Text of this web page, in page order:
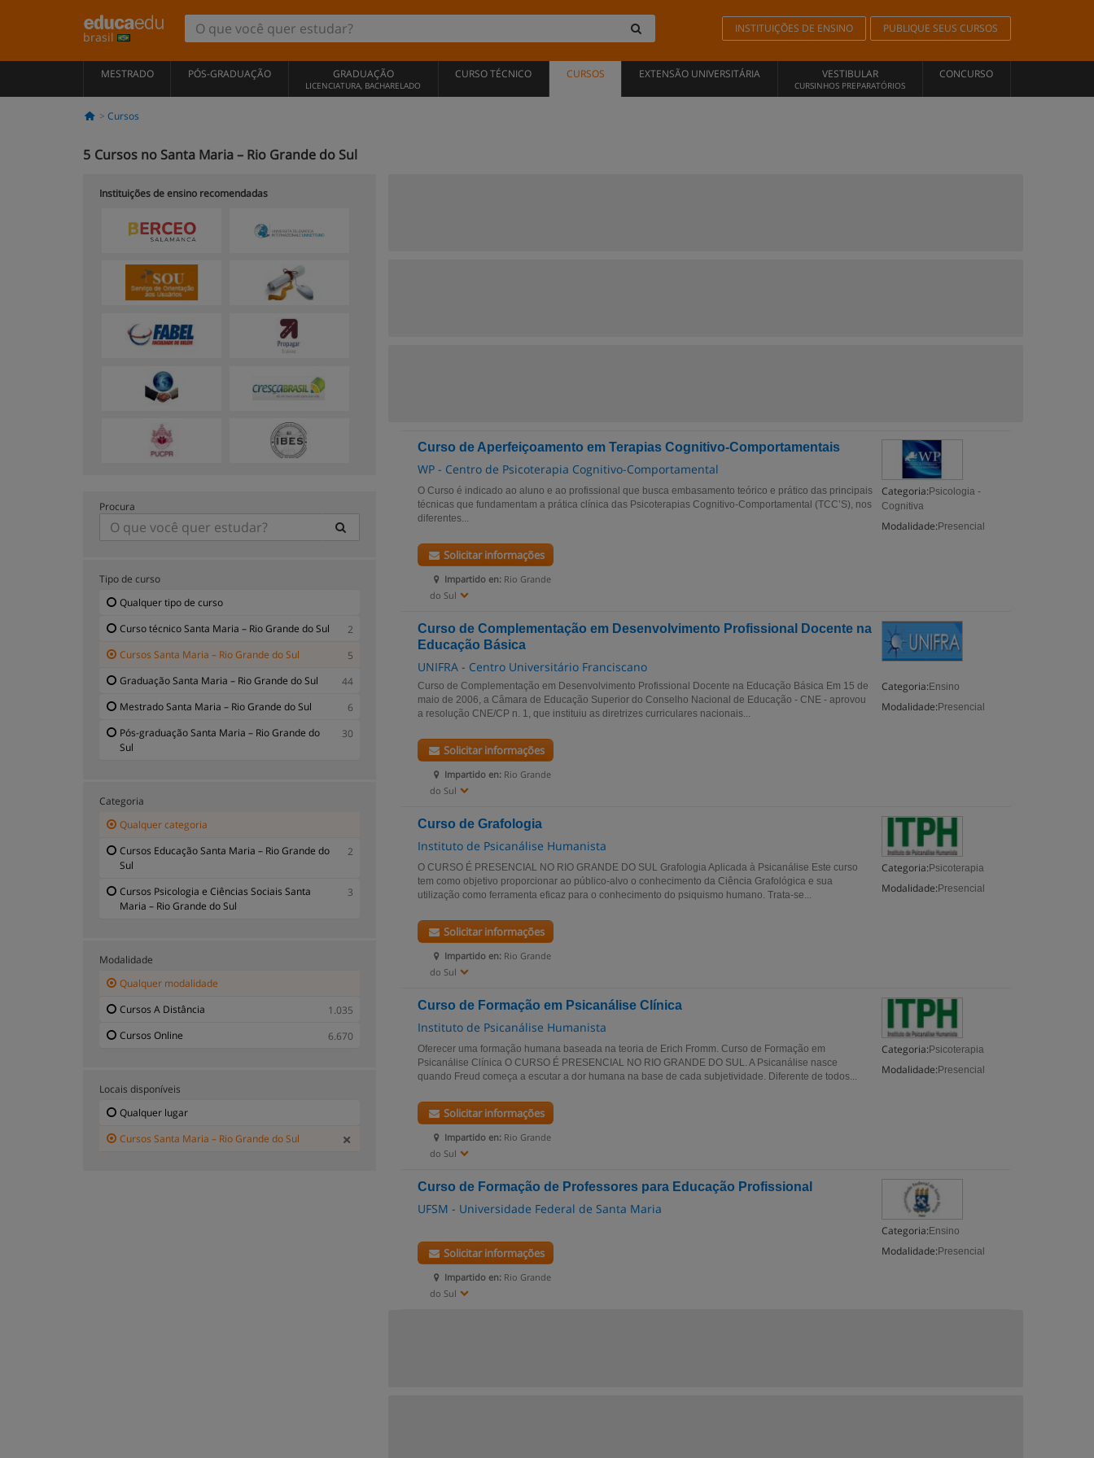
brasil
INSTITUIÇÕES DE ENSINO PUBLIQUE SEUS CURSOS
MESTRADO PÓS-GRADUAÇÃO GRADUAÇÃO
LICENCIATURA, BACHARELADO
CURSO TÉCNICO CURSOS EXTENSÃO UNIVERSITÁRIA VESTIBULAR
CURSINHOS PREPARATÓRIOS
CONCURSO
Cursos
5 Cursos no Santa Maria – Rio Grande do Sul
Curso de Aperfeiçoamento em Terapias Cognitivo-Comportamentais
WP - Centro de Psicoterapia Cognitivo-Comportamental
Categoria: Psicologia -
Cognitiva
Modalidade: Presencial
O Curso é indicado ao aluno e ao profissional que busca embasamento teórico e prático das principais
técnicas que fundamentam a prática clínica das Psicoterapias Cognitivo-Comportamental (TCC’S), nos
diferentes...
Impartido en: Rio Grande
do Sul
Solicitar informações
Curso de Complementação em Desenvolvimento Profissional Docente na
Educação Básica
UNIFRA - Centro Universitário Franciscano
Categoria: Ensino
Modalidade: Presencial
Curso de Complementação em Desenvolvimento Profissional Docente na Educação Básica Em 15 de
maio de 2006, a Câmara de Educação Superior do Conselho Nacional de Educação - CNE - aprovou
a resolução CNE/CP n. 1, que instituiu as diretrizes curriculares nacionais...
Impartido en: Rio Grande
do Sul
Solicitar informações
Curso de Grafologia
Instituto de Psicanálise Humanista
Categoria: Psicoterapia
Modalidade: Presencial
O CURSO É PRESENCIAL NO RIO GRANDE DO SUL Grafologia Aplicada à Psicanálise Este curso
tem como objetivo proporcionar ao público-alvo o conhecimento da Ciência Grafológica e sua
utilização como ferramenta eficaz para o conhecimento do psiquismo humano. Trata-se...
Impartido en: Rio Grande
do Sul
Solicitar informações
Curso de Formação em Psicanálise Clínica
Instituto de Psicanálise Humanista
Categoria: Psicoterapia
Modalidade: Presencial
Oferecer uma formação humana baseada na teoria de Erich Fromm. Curso de Formação em
Psicanálise Clínica O CURSO É PRESENCIAL NO RIO GRANDE DO SUL. A Psicanálise nasce
quando Freud começa a escutar a dor humana na base de cada subjetividade. Diferente de todos...
Impartido en: Rio Grande
do Sul
Solicitar informações
Curso de Formação de Professores para Educação Profissional
UFSM - Universidade Federal de Santa Maria
Categoria: Ensino
Modalidade: Presencial
Impartido en: Rio Grande
do Sul
Solicitar informações
Instituições de ensino recomendadas
Procura
Tipo de curso
Qualquer tipo de curso
Curso técnico Santa Maria – Rio Grande do Sul
2
Cursos Santa Maria – Rio Grande do Sul
5
Graduação Santa Maria – Rio Grande do Sul
44
Mestrado Santa Maria – Rio Grande do Sul
6
Pós-graduação Santa Maria – Rio Grande do
Sul
30
Categoria
Qualquer categoria
Cursos Educação Santa Maria – Rio Grande do
Sul
2
Cursos Psicologia e Ciências Sociais Santa
Maria – Rio Grande do Sul
3
Modalidade
Qualquer modalidade
Cursos A Distância
1.035
Cursos Online
6.670
Locais disponíveis
Qualquer lugar
Cursos Santa Maria – Rio Grande do Sul